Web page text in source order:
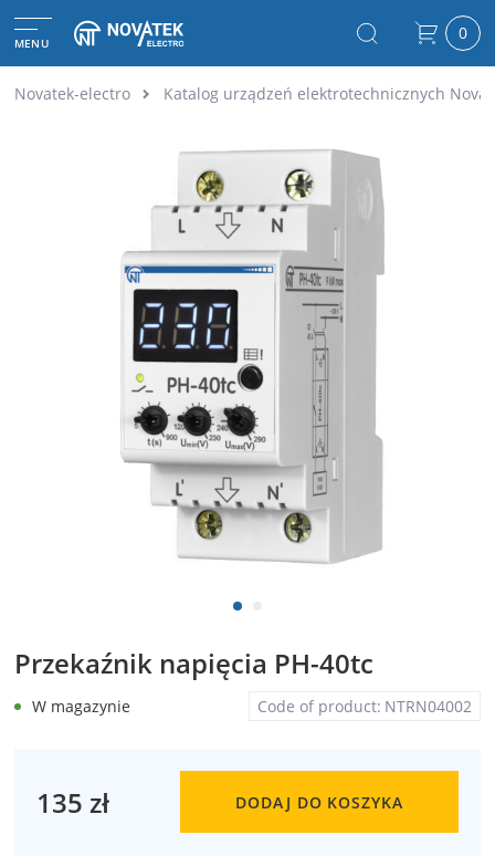
MENU 0
Novatek-electro Katalog urządzeń elektrotechnicznych
Przekaźnik napięcia PH-40tc
Code of product: NTRN04002
W magazynie
135 zł DODAJ DO KOSZYKA